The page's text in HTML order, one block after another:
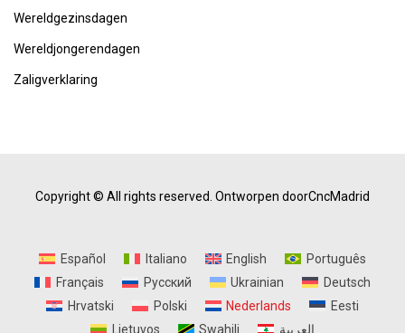
Wereldgezinsdagen
Wereldjongerendagen
Zaligverklaring
Copyright © All rights reserved. Ontworpen doorCncMadrid
Español Italiano English
Português
Français
Русский Ukrainian
Deutsch
Hrvatski
Polski Nederlands
Eesti
Lietuvos
Swahili العربية